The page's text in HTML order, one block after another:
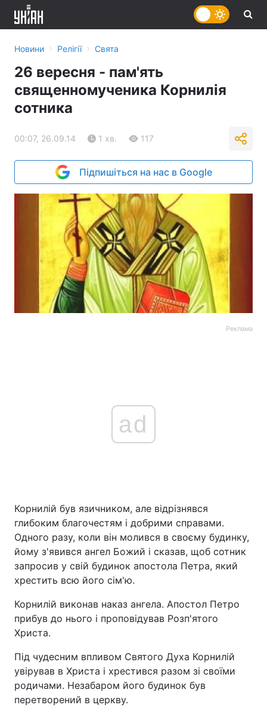
Головна
Україна Політика
Економіка
Спорт Наука
Техно і зв'язок Лайт
Новини › Релігії › Свята
26 вересня - пам'ять
священномученика Корнилія
сотника
00:07, 26.09.14 1 хв. 117
Підпишіться на нас в Google
Реклама
ad
Корнилій був язичником, але відрізнявся
глибоким благочестям і добрими справами.
Одного разу, коли він молився в своєму будинку,
йому з'явився ангел Божий і сказав, щоб сотник
запросив у свій будинок апостола Петра, який
хрестить всю його сім'ю.
Корнилій виконав наказ ангела. Апостол Петро
прибув до нього і проповідував Розп'ятого
Христа.
Під чудесним впливом Святого Духа Корнилій
увірував в Христа і хрестився разом зі своїми
родичами. Незабаром його будинок був
перетворений в церкву.